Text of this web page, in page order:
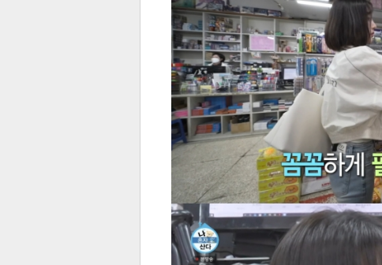
많이 본 뉴스 최신 뉴스 연예
페이 트위 밴드
댓글